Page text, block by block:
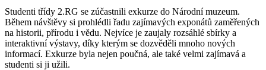
Studenti třídy 2.RG se zúčastnili exkurze do Národní muzeum.
Během návštěvy si prohlédli řadu zajímavých exponátů zaměřených
na historii, přírodu i vědu. Nejvíce je zaujaly rozsáhlé sbírky a
interaktivní výstavy, díky kterým se dozvěděli mnoho nových
informací. Exkurze byla nejen poučná, ale také velmi zajímavá a
studenti si ji užili.